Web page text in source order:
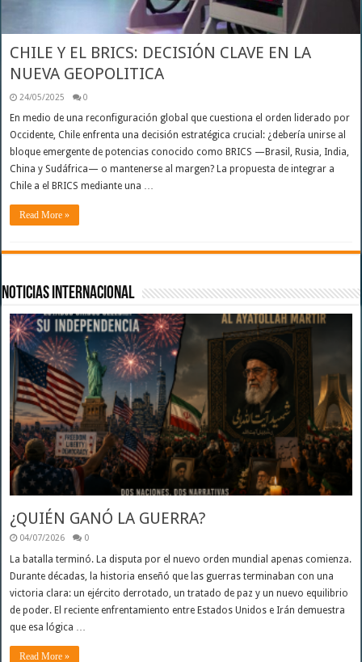
CHILE Y EL BRICS: DECISIÓN CLAVE EN LA
NUEVA GEOPOLITICA
24/05/2025 0
En medio de una reconfiguración global que cuestiona el orden liderado por
Occidente, Chile enfrenta una decisión estratégica crucial: ¿debería unirse al
bloque emergente de potencias conocido como BRICS —Brasil, Rusia, India,
China y Sudáfrica— o mantenerse al margen? La propuesta de integrar a
Chile a el BRICS mediante una …
Read More »
Noticias Internacional
¿QUIÉN GANÓ LA GUERRA?
04/07/2026 0
La batalla terminó. La disputa por el nuevo orden mundial apenas comienza.
Durante décadas, la historia enseñó que las guerras terminaban con una
victoria clara: un ejército derrotado, un tratado de paz y un nuevo equilibrio
de poder. El reciente enfrentamiento entre Estados Unidos e Irán demuestra
que esa lógica …
Read More »